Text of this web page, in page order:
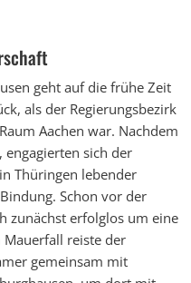
geht auf die frühe Zeit
als der Regierungsbezirk
Aachen war. Nachdem
engagierten sich der
Thüringen lebender
Schon vor der
zunächst erfolglos um eine
reiste der
gemeinsam mit